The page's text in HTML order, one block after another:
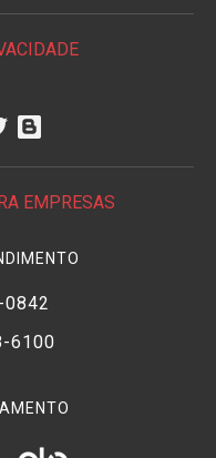
EMPRESAS
6100